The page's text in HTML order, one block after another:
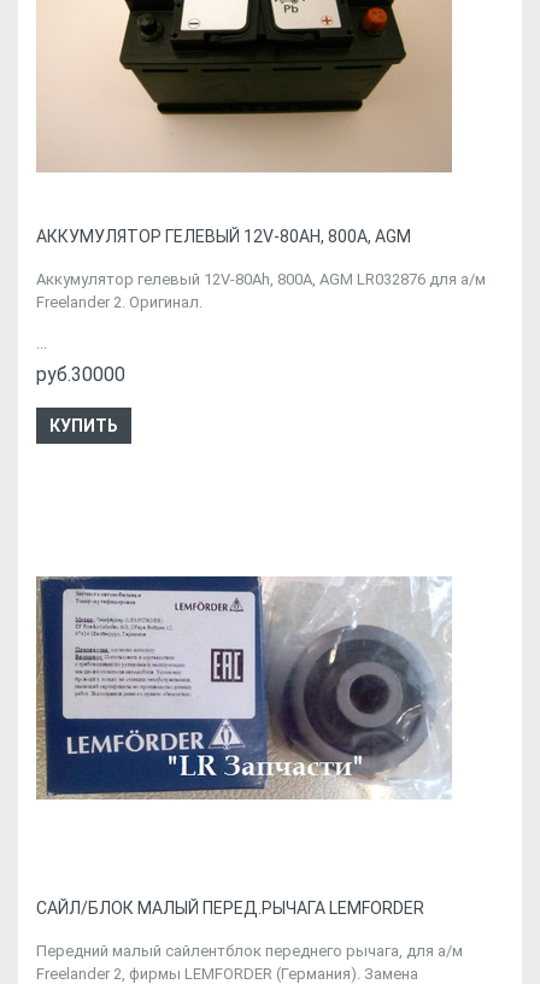
АККУМУЛЯТОР ГЕЛЕВЫЙ 12V-80AH, 800A, AGM
Аккумулятор гелевый 12V-80Ah, 800A, AGM LR032876 для а/м
Freelander 2. Оригинал.
...
руб.30000
КУПИТЬ
CАЙЛ/БЛОК МАЛЫЙ ПЕРЕД.РЫЧАГА LEMFORDER
Передний малый сайлентблок переднего рычага, для а/м
Freelander 2, фирмы LEMFORDER (Германия). Замена